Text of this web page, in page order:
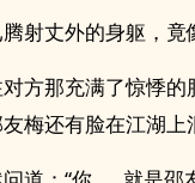
射丈外的身躯，竟
方那充满了惊悸
梅还有脸在江湖上